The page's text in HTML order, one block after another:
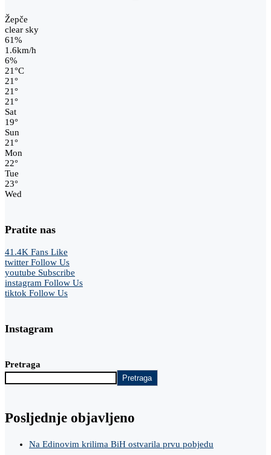
Žepče
clear sky
61%
1.6km/h
6%
21°C
21°
21°
21°
Sat
19°
Sun
21°
Mon
22°
Tue
23°
Wed
Pratite nas
41.4K Fans Like
twitter Follow Us
youtube Subscribe
instagram Follow Us
tiktok Follow Us
Instagram
Pretraga
Pretraga
Posljednje objavljeno
Na Edinovim krilima BiH ostvarila prvu pobjedu